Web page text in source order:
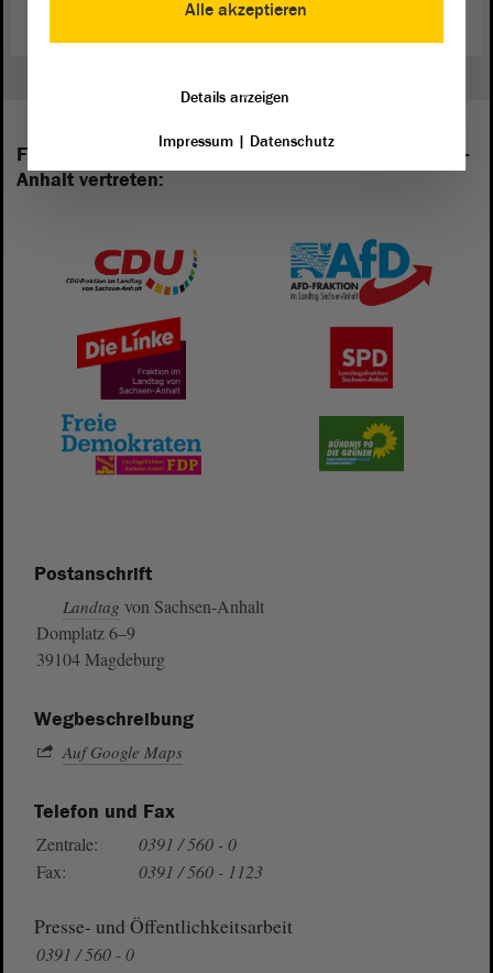
Folgende Fraktionen sind im Landtag von Sachsen-
Anhalt vertreten:
Postanschrift
Landtag von Sachsen-Anhalt
Domplatz 6–9
39104 Magdeburg
Wegbeschreibung
Auf Google Maps
Telefon und Fax
Zentrale:
0391 / 560 - 0
Fax:
0391 / 560 - 1123
Presse- und Öffentlichkeitsarbeit
0391 / 560 - 0
Alle akzeptieren
Details anzeigen
Impressum| Datenschutz